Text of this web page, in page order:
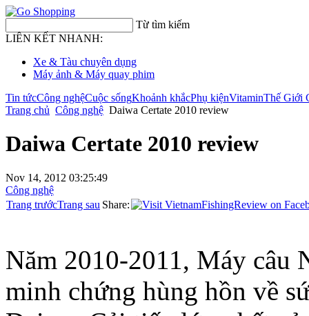
Từ tìm kiếm
LIÊN KẾT NHANH:
Xe & Tàu chuyên dụng
Máy ảnh & Máy quay phim
Tin tứcCông nghệCuộc sốngKhoảnh khắcPhụ kiệnVitaminThế Giới
Trang chủ Công nghệ Daiwa Certate 2010 review
Daiwa Certate 2010 review
Nov 14, 2012 03:25:49
Công nghệ
Trang trướcTrang sau Share:
Năm 2010-2011, Máy câu
minh chứng hùng hồn về